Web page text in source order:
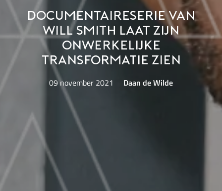
Documentaireserie van
Will Smith laat zijn
onwerkelijke
transformatie zien
09 november 2021 Daan de Wilde